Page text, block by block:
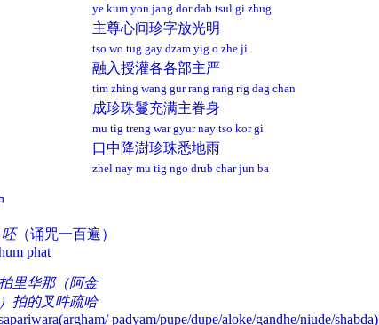
ye kum yon jang dor dab tsul gi zhug
主尊心间珍字放光明
tso wo tug gay dzam yig o zhe ji
融入授灌各各部主严
tim zhing wang gur rang rang rig dag chan
成珍珠鬘充满主眷身
mu tig treng war gyur nay tso kor gi
口中降澍珍珠悉地雨
zhel nay mu tig ngo drub char jun ba
（诵咒一百遍）
phat
里华那（阿金
拍的叉吽疏哈
padyam/pupe/dupe/aloke/gandhe/niude/shabda)